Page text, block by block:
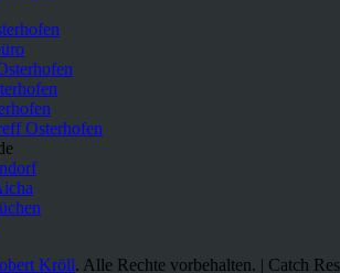
Osterhofen
Kröll. Alle Rechte vorbehalten. | Catch